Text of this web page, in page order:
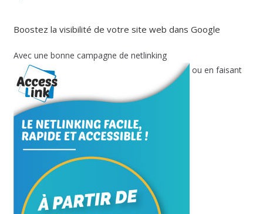
Boostez la visibilité de votre site web dans Google
Avec une bonne campagne de netlinking
ou en faisant